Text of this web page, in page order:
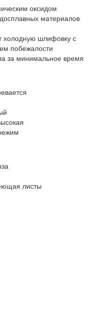
оксидом
материалов
холодную шлифовку с
побежалости
за минимальное время
листы